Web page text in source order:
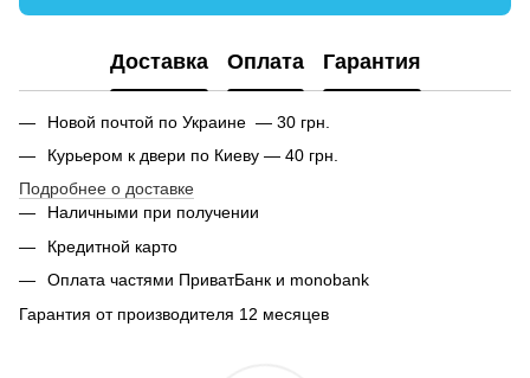
Доставка Оплата Гарантия
Новой почтой по Украине — 30 грн.
Курьером к двери по Киеву — 40 грн.
Подробнее о доставке
Наличными при получении
Кредитной карто
Оплата частями ПриватБанк и monobank
Гарантия от производителя 12 месяцев